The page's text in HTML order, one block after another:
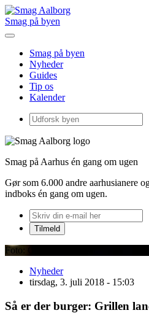
Smag på byen
Smag på byen
Nyheder
Guides
Tip os
Kalender
Smag på Aarhus én gang om ugen
Gør som 6.000 andre aarhusianere
indboks én gang om ugen.
Foto: Grillen Burgerbar.
Nyheder
tirsdag, 3. juli 2018 - 15:03
Så er der burger: Grillen